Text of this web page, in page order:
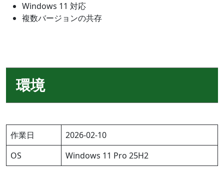
Windows 11 対応
複数バージョンの共存
環境
作業日
2026-02-10
OS
Windows 11 Pro 25H2